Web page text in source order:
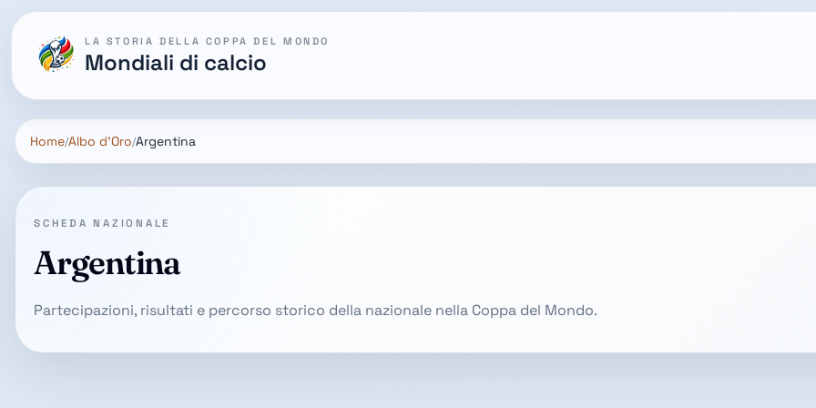
LA STORIA DELLA COPPA DEL MONDO
Mondiali di calcio
Home Albo d'Oro Argentina
SCHEDA NAZIONALE
Argentina
Partecipazioni, risultati e percorso storico della nazionale nella Coppa del Mondo.